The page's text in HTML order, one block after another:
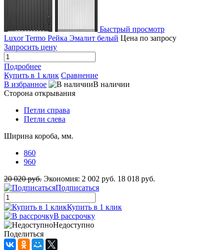
Быстрый просмотр
Luxor Termo Рейка Эмалит белый Цена по запросу
Запросить цену
Подробнее
Купить в 1 клик Сравнение
В избранное
В наличии
Сторона открывания
Петли справа
Петли слева
Ширина короба, мм.
860
960
20 020 руб. Экономия: 2 002 руб. 18 018 руб.
Подписаться
Купить в 1 клик
В рассрочку
Недоступно
Поделиться